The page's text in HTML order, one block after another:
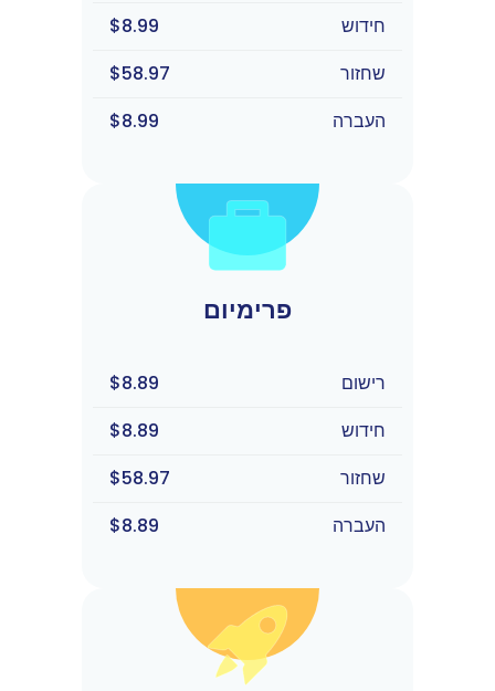
$8.99
חידוש
$58.97
שחזור
$8.99
העברה
פרימיום
$8.89
רישום
$8.89
חידוש
$58.97
שחזור
$8.89
העברה